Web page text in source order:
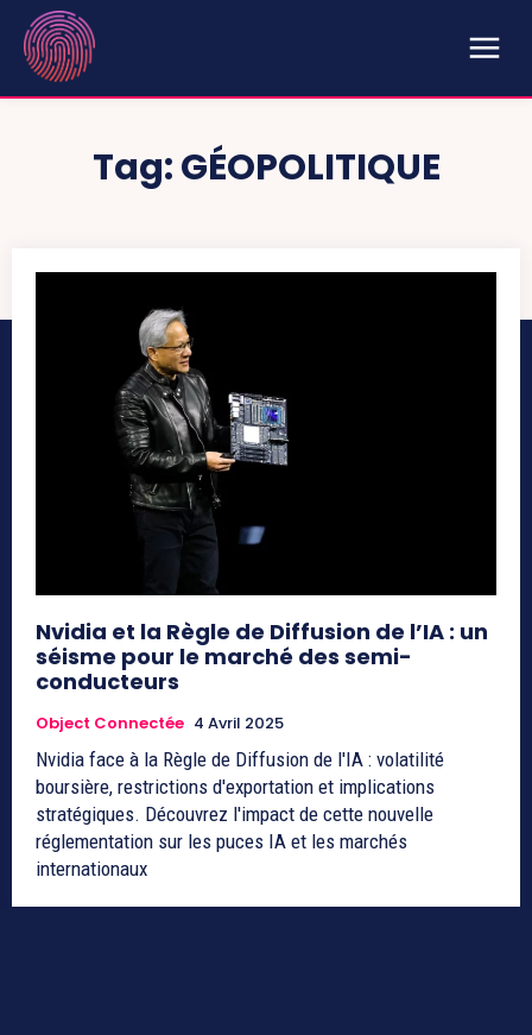
Tag:GÉOPOLITIQUE
Nvidia et la Règle de Diffusion de l’IA : un
séisme pour le marché des semi-
conducteurs
Object Connectée 4 Avril 2025
Nvidia face à la Règle de Diffusion de l'IA : volatilité
boursière, restrictions d'exportation et implications
stratégiques. Découvrez l'impact de cette nouvelle
réglementation sur les puces IA et les marchés
internationaux